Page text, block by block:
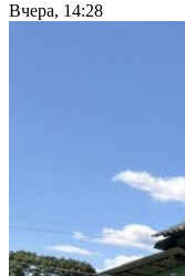
Вчера, 14:28